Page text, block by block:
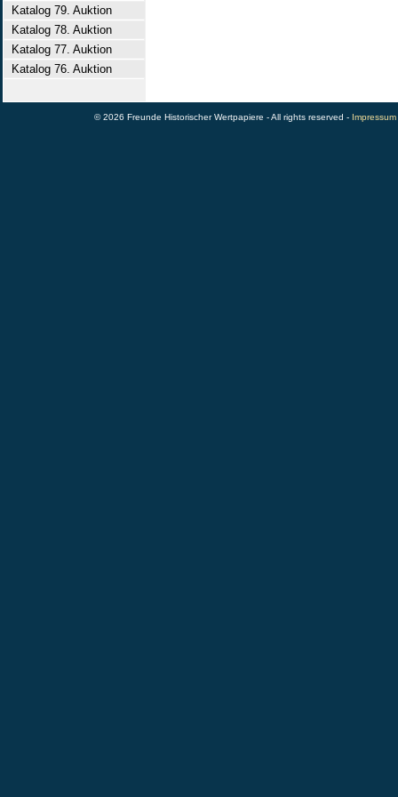
Katalog 79. Auktion
Katalog 78. Auktion
Katalog 77. Auktion
Katalog 76. Auktion
© 2026 Freunde Historischer Wertpapiere - All rights reserved - Impressum